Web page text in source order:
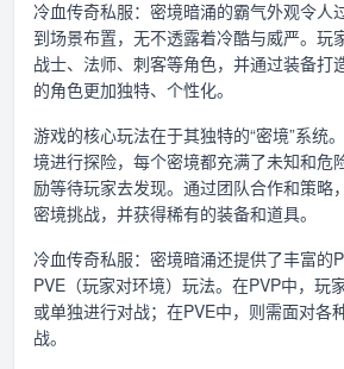
冷血传奇私服：密境暗涌的霸气外观令人
到场景布置，无不透露着冷酷与威严。玩
战士、法师、刺客等角色，并通过装备打
的角色更加独特、个性化。
游戏的核心玩法在于其独特的“密境”系统
境进行探险，每个密境都充满了未知和危
励等待玩家去发现。通过团队合作和策略
密境挑战，并获得稀有的装备和道具。
冷血传奇私服：密境暗涌还提供了丰富的
PVE（玩家对环境）玩法。在PVP中，玩
或单独进行对战；在PVE中，则需面对各
战。